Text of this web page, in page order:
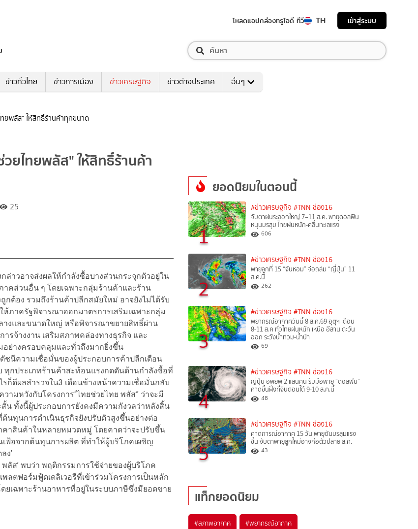
โหลดแอปกล่องทรูไอดี ทีวี TH เข้าสู่ระบบ
ข่าวทั่วไทย ข่าวการเมือง ข่าวเศรษฐกิจ ข่าวต่างประเทศ อื่นๆ
ยพลัส" ให้สิทธิ์ร้านค้าทุกขนาด
ยไทยพลัส" ให้สิทธิ์ร้านค้า
25
ล่าวอาจส่งผลให้กำลังซื้อบางส่วนกระจุกตัวอยู่ใน
คส่วนอื่น ๆ โดยเฉพาะกลุ่มร้านค้าและร้าน
ต้อง รวมถึงร้านค้าปลีกสมัยใหม่ อาจยังไม่ได้รับ
ภาครัฐพิจารณาออกมาตรการเสริมเฉพาะกลุ่ม
างและขนาดใหญ่ หรือพิจารณาขยายสิทธิ์ผ่าน
ารจ้างงาน เสริมสภาพคล่องทางธุรกิจ และ
อย่างครอบคลุมและทั่วถึงมากยิ่งขึ้น
ชนีความเชื่อมั่นของผู้ประกอบการค้าปลีกเดือน
กประเภทร้านค้าสะท้อนแรงกดดันด้านกำลังซื้อที่
ก็ดีผลสำรวจใน3 เดือนข้างหน้าความเชื่อมั่นกลับ
ามหวังกับโครงการ“ไทยช่วยไทย พลัส” ว่าจะมี
น ทั้งนี้ผู้ประกอบการยังคงมีความกังวลว่าหลังสิ้น
นทุนการดำเนินธุรกิจยังปรับตัวสูงขึ้นอย่างต่อ
คาสินค้าในหลายหมวดหมู่ โดยคาดว่าจะปรับขึ้น
นเฟ้อจากต้นทุนการผลิต ที่ทำให้ผู้บริโภคเผชิญ
ง’
ลัส’ พบว่า พฤติกรรมการใช้จ่ายของผู้บริโภค
ลตฟอร์มฟู้ดเดลิเวอรีที่เข้าร่วมโครงการเป็นหลัก
ยเฉพาะร้านอาหารที่อยู่ในระบบภาษีซึ่งมียอดขาย
ยอดนิยมในตอนนี้
1
#ข่าวเศรษฐกิจ #TNN ช่อง16
จับตาฝนระลอกใหญ่ 7–11 ส.ค. พายุดอลฟิน
หนุนมรสุม ไทยฝนหนัก-คลื่นทะเลแรง
606
2
#ข่าวเศรษฐกิจ #TNN ช่อง16
พายุลูกที่ 15 “จันหอม” จ่อถล่ม “ญี่ปุ่น” 11
ส.ค.นี้
262
3
#ข่าวเศรษฐกิจ #TNN ช่อง16
พยากรณ์อากาศวันนี้ 8 ส.ค.69 อุตุฯ เตือน
8-11 ส.ค ทั่วไทยฝนหนัก เหนือ อีสาน ตะวัน
ออก ระวังน้ำท่วม-น้ำป่า
69
4
#ข่าวเศรษฐกิจ #TNN ช่อง16
ญี่ปุ่น อพยพ 2 แสนคน รับมือพายุ “ดอลฟิน”
คาดขึ้นฝั่งที่จีนตอนใต้ 9-10 ส.ค.นี้
48
5
#ข่าวเศรษฐกิจ #TNN ช่อง16
คาดการณ์อากาศ 15 วัน พายุดันมรสุมแรง
ขึ้น จับตาพายุลูกใหม่อาจก่อตัวปลาย ส.ค.
43
แท็กยอดนิยม
#สภาพอากาศ #พยากรณ์อากาศ